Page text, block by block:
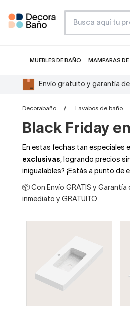
MUEBLES DE BAÑO MAMPARAS
Envío gratuito y garantía
Decorabaño Lavabos de baño
Black Friday
En estas fechas tan especiales
exclusivas, logrando precios
inigualables? ¡Estás a punto de
📦 Con Envío GRATIS y
inmediato y GRATUITO